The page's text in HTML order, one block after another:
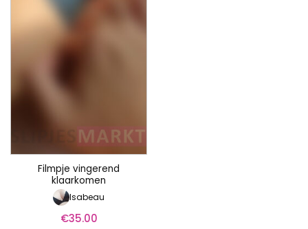
Filmpje vingerend
klaarkomen
Isabeau
€35.00